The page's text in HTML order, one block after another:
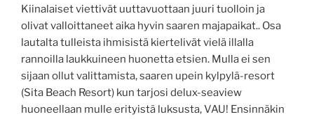
Kiinalaiset viettivät uuttavuottaan juuri tuolloin ja
olivat valloittaneet aika hyvin saaren majapaikat.. Osa
lautalta tulleista ihmisistä kiertelivät vielä illalla
rannoilla laukkuineen huonetta etsien. Mulla ei sen
sijaan ollut valittamista, saaren upein kylpylä-resort
(Sita Beach Resort) kun tarjosi delux-seaview
huoneellaan mulle erityistä luksusta, VAU! Ensinnäkin